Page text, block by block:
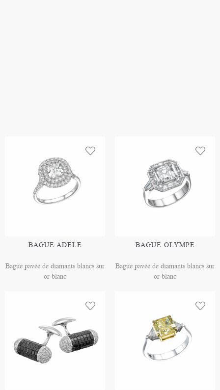
BAGUE ADELE
Bague pavée de diamants blancs sur
or blanc
BAGUE OLYMPE
Bague pavée de diamants blancs sur
or blanc